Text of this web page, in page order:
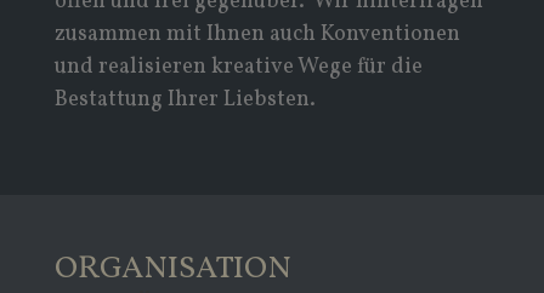
zusammen mit Ihnen auch Konventionen
und realisieren kreative Wege für die
Bestattung Ihrer Liebsten.
ORGANISATION